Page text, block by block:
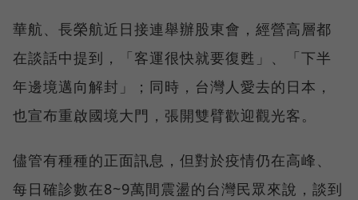
華航、長榮航近日接連舉辦股東會，經營高層都
在談話中提到，「客運很快就要復甦」、「下半
年邊境邁向解封」；同時，台灣人愛去的日本，
也宣布重啟國境大門，張開雙臂歡迎觀光客。
儘管有種種的正面訊息，但對於疫情仍在高峰、
每日確診數在8~9萬間震盪的台灣民眾來說，談到